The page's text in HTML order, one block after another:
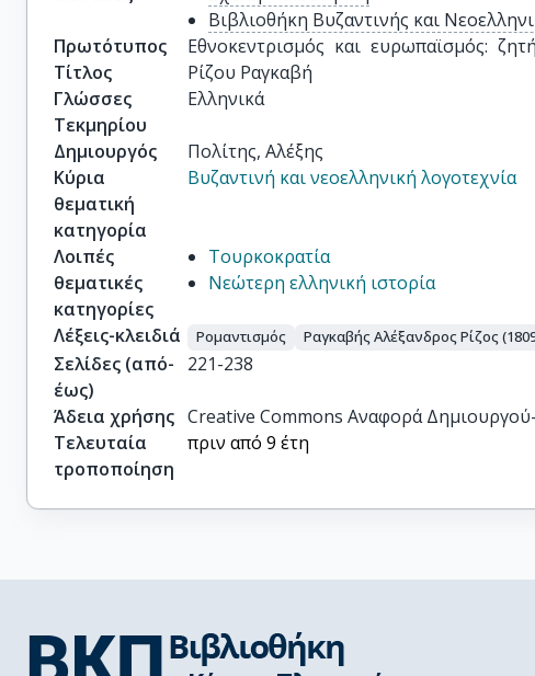
Βιβλιοθήκη Βυζαντινής και
Πρωτότυπος
Τίτλος
Εθνοκεντρισμός και ευρωπαϊσμός:
Ρίζου Ραγκαβή
Γλώσσες
Τεκμηρίου
Ελληνικά
Δημιουργός
Πολίτης, Αλέξης
Κύρια
θεματική
κατηγορία
Βυζαντινή και νεοελληνική λογοτεχνία
Λοιπές
θεματικές
κατηγορίες
Τουρκοκρατία
Νεώτερη ελληνική ιστορία
Λέξεις-κλειδιά Ρομαντισμός Ραγκαβής Αλέξανδρος Ρίζος
Σελίδες (από-
έως)
221-238
Άδεια χρήσης Creative Commons Αναφορά
Τελευταία
τροποποίηση
πριν από 9 έτη